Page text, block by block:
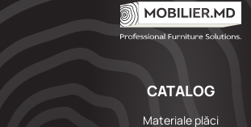
CATALOG
Materiale plăci